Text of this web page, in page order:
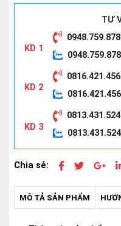
TƯ
KD 1
0948.759.878
0948.759.878
KD 2
0816.421.456
0816.421.456
KD 3
0813.431.524
0813.431.524
Chia sẻ:
MÔ TẢ SẢN PHẨM